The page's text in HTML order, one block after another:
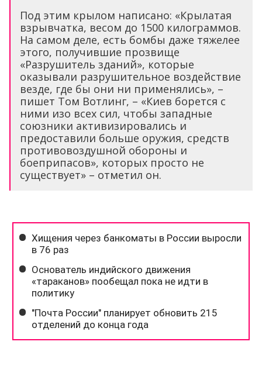
Под этим крылом написано: «Крылатая
взрывчатка, весом до 1500 килограммов.
На самом деле, есть бомбы даже тяжелее
этого, получившие прозвище
«Разрушитель зданий», которые
оказывали разрушительное воздействие
везде, где бы они ни применялись», –
пишет Том Вотлинг, – «Киев борется с
ними изо всех сил, чтобы западные
союзники активизировались и
предоставили больше оружия, средств
противовоздушной обороны и
боеприпасов», которых просто не
существует» – отметил он.